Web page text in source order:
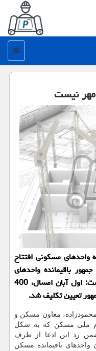
منو
نیست
واحدهای مسكونی افتتاح
رئیس جمهور باقیمانده واحدهای
مسكونی مهر است رد كرد و اظهار داشت: اول آبان امسال، 400
تعیین تكلیف شد.
معاون مسکن و
ملی مسکن که به شکل
ضمن رد این ادعا از طرف
باقیمانده مسکن